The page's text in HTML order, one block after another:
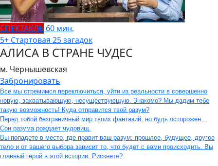
СПЕКТАКЛЬ 60 мин.
5+ Стартовая 25 загадок
АЛИСА В СТРАНЕ ЧУДЕС
м. Чернышевская
Забронировать
Все мы стремимся переключиться, уйти из реальности в совершенно
новую, захватывающую, несуществующую. Знакомо? Мы дадим тебе
такую возможность! Куда отправится твой разум?
Перед тобой безграничный мир твоих фантазий, но будь осторожен…
Сон разума рождает чудовищ.
Вы попадете в место, где правит ваш разум: прошлое, будущее, другое
тело и от вашего выбора зависит то, что будет с вами происходить. Вы
главный герой в этой истории. Рискнете?